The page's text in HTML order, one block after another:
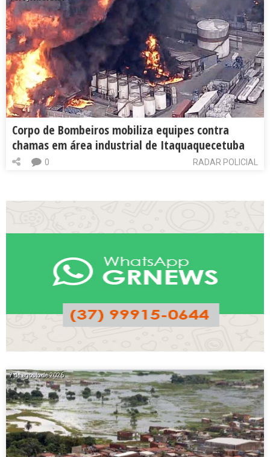
Corpo de Bombeiros mobiliza equipes contra
chamas em área industrial de Itaquaquecetuba
RADAR POLICIAL
0
7 de agosto de 2026